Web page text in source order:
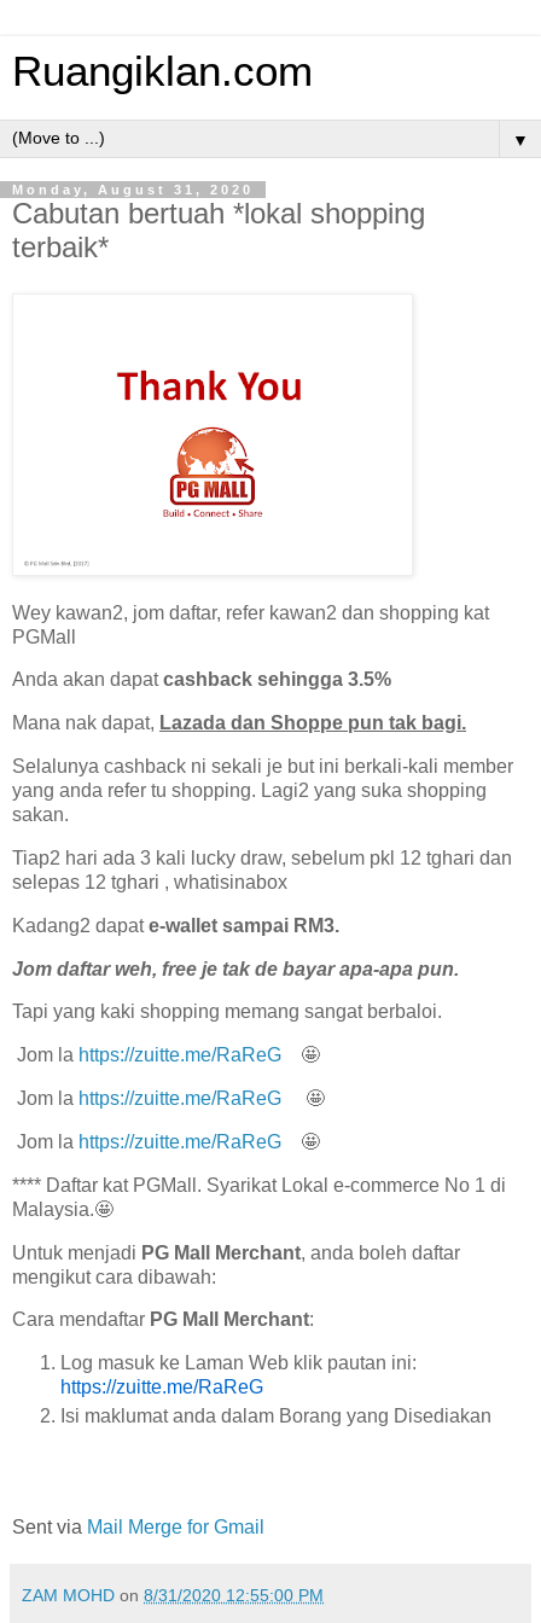
Ruangiklan.com
▼
Monday, August 31, 2020
Cabutan bertuah *lokal shopping
terbaik*
Wey kawan2, jom daftar, refer kawan2 dan shopping kat
PGMall
Anda akan dapatcashback sehingga 3.5%
Mana nak dapat, Lazada dan Shoppe pun tak bagi.
Selalunya cashback ni sekali je but ini berkali-kali member
yang anda refer tu shopping. Lagi2 yang suka shopping
sakan.
Tiap2 hari ada 3 kali lucky draw, sebelum pkl 12 tghari dan
selepas 12 tghari , whatisinabox
Kadang2 dapate-wallet sampai RM3.
Jom daftar weh, free je tak de bayar apa-apa pun.
Tapi yang kaki shopping memang sangat berbaloi.
Jom la https://zuitte.me/RaReG 🤩
Jom la https://zuitte.me/RaReG 🤩
Jom la https://zuitte.me/RaReG 🤩
**** Daftar kat PGMall. Syarikat Lokal e-commerce No 1 di
Malaysia.🤩
Untuk menjadi PG Mall Merchant, anda boleh daftar
mengikut cara dibawah:
Cara mendaftar PG Mall Merchant:
Log masuk ke Laman Web klik pautan ini:
https://zuitte.me/RaReG
Isi maklumat anda dalam Borang yang Disediakan
Sent via Mail Merge for Gmail
ZAM MOHD on 8/31/2020 12:55:00 PM